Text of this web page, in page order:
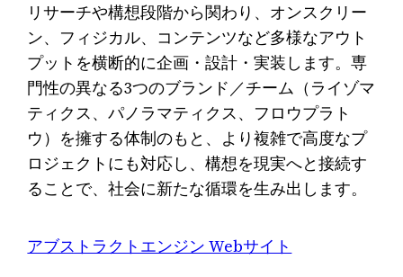
リサーチや構想段階から関わり、オンスクリー
ン、フィジカル、コンテンツなど多様なアウト
プットを横断的に企画・設計・実装します。専
門性の異なる3つのブランド／チーム（ライゾマ
ティクス、パノラマティクス、フロウプラト
ウ）を擁する体制のもと、より複雑で高度なプ
ロジェクトにも対応し、構想を現実へと接続す
ることで、社会に新たな循環を生み出します。
アブストラクトエンジン Webサイト